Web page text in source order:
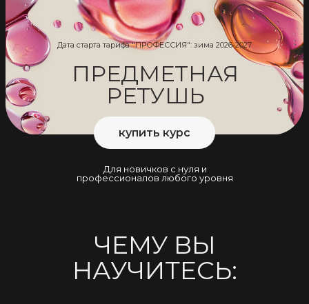
ПРЕДМЕТНАЯ
РЕТУШЬ
Для новичков с нуля и
профессионалов любого уровня
купить курс
Дата старта тарифа "ПРОФЕССИЯ": зима 2026-2027
ЧЕМУ ВЫ
НАУЧИТЕСЬ: